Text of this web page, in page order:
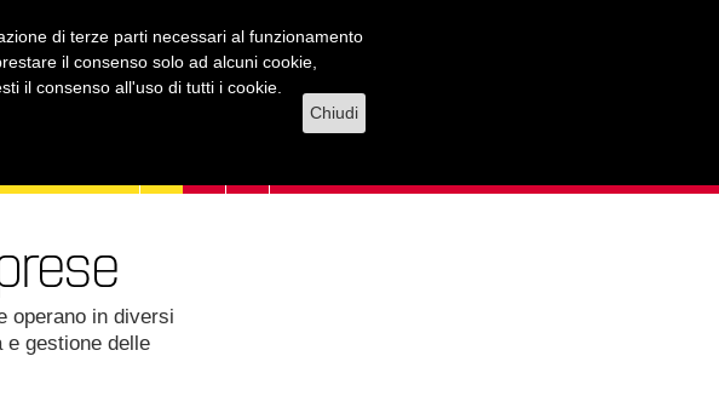
di terze parti necessari al funzionamento
il consenso solo ad alcuni cookie,
il consenso all'uso di tutti i cookie.
Chiudi
operano in diversi
gestione delle